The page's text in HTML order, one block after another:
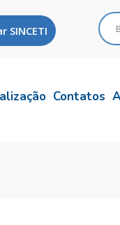
SINCETI
Contatos